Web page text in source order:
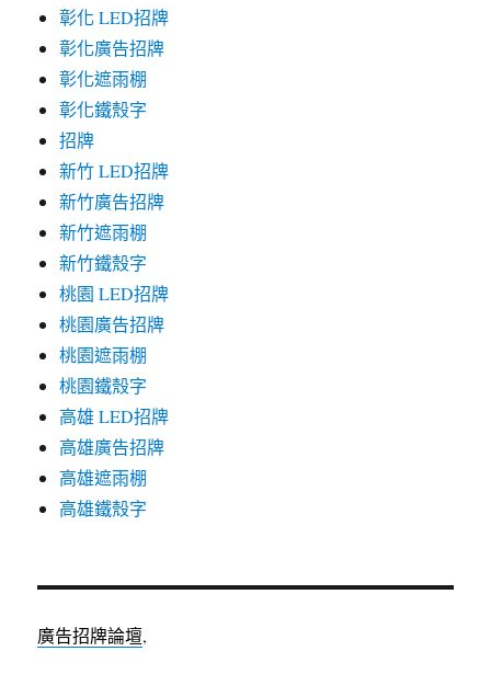
彰化 LED招牌
彰化廣告招牌
彰化遮雨棚
彰化鐵殼字
招牌
新竹 LED招牌
新竹廣告招牌
新竹遮雨棚
新竹鐵殼字
桃園 LED招牌
桃園廣告招牌
桃園遮雨棚
桃園鐵殼字
高雄 LED招牌
高雄廣告招牌
高雄遮雨棚
高雄鐵殼字
廣告招牌論壇,